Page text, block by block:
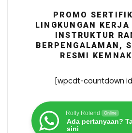
PROMO
LINGKUNGAN KERJA
INSTRUKTUR
BERPENGALAMAN,
RESMI
[wpcdt-countdown
Rolly Rolend Online
Ada pertanyaan?
sini